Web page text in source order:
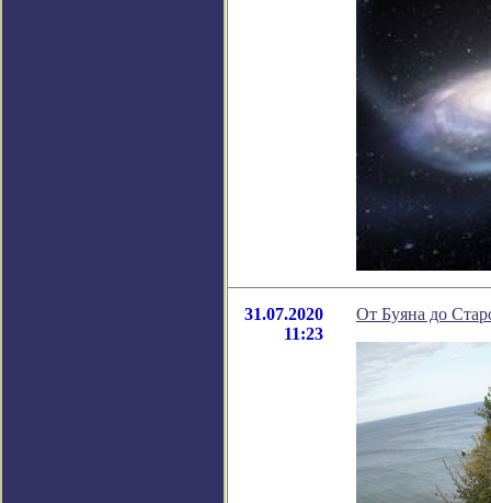
31.07.2020
11:23
От Буяна до